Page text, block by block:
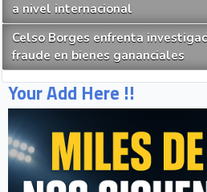
a nivel internacional
Celso Borges enfrenta
fraude en bienes gananciales
Your Add Here !!